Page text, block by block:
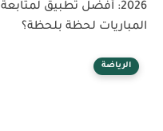
2026: أفضل تطبيق لمتابعة
المباريات لحظة بلحظة؟
الرياضة